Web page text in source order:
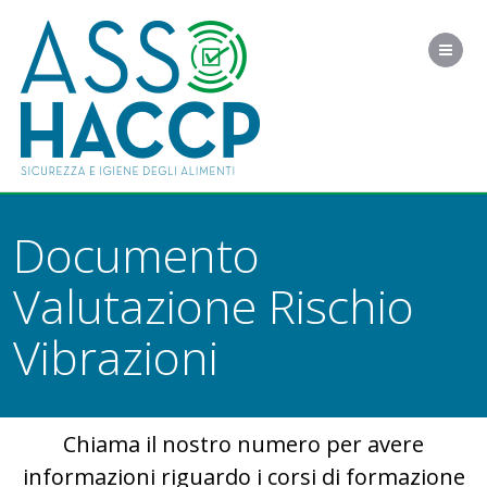
Documento
Valutazione Rischio
Vibrazioni
Chiama il nostro numero per avere
informazioni riguardo i corsi di formazione